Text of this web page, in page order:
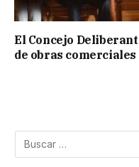
El Concejo
de obras comerciales